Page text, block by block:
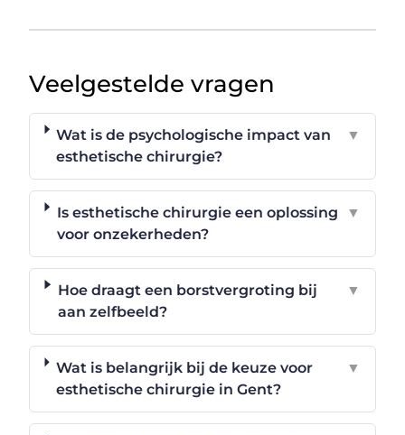
Veelgestelde vragen
Wat is de psychologische impact van
esthetische chirurgie?
▼
Is esthetische chirurgie een oplossing
voor onzekerheden?
▼
Hoe draagt een borstvergroting bij
aan zelfbeeld?
▼
Wat is belangrijk bij de keuze voor
esthetische chirurgie in Gent?
▼